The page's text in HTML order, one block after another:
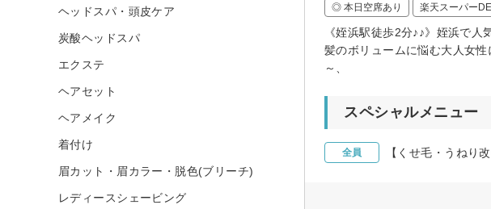
◎ 本日空席あり 楽天スーパー
《姪浜駅徒歩2分♪♪》姪浜で
髪のボリュームに悩む大人女
～、
スペシャルメニュー
全員 【くせ毛・うねり
ヘッドスパ・頭皮ケア
炭酸ヘッドスパ
エクステ
ヘアセット
ヘアメイク
着付け
眉カット・眉カラー・脱色(ブリーチ)
レディースシェービング